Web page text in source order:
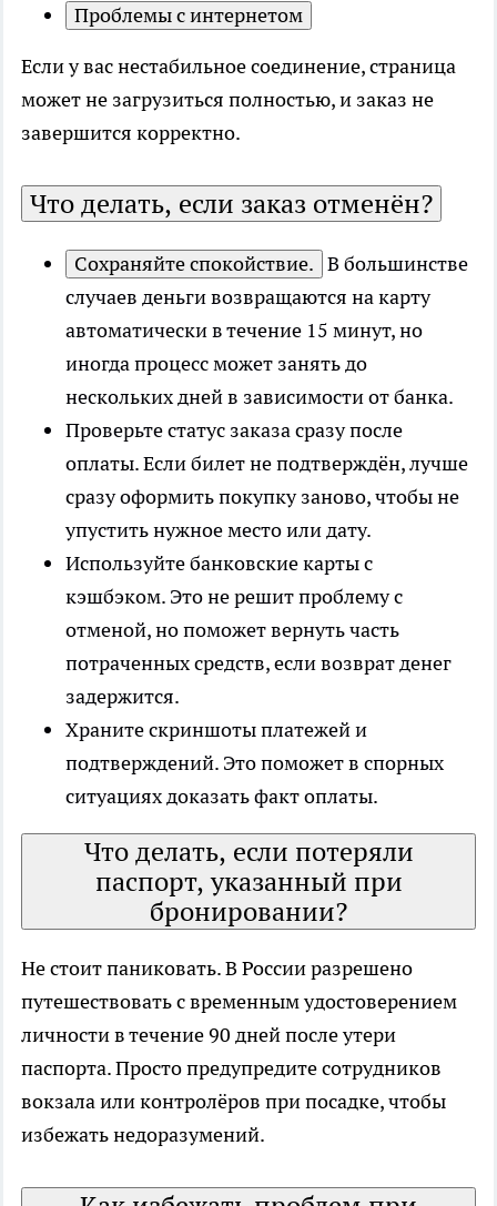
Проблемы с интернетом
Если у вас нестабильное соединение, страница
может не загрузиться полностью, и заказ не
завершится корректно.
Что делать, если заказ отменён?
Сохраняйте спокойствие. В большинстве
случаев деньги возвращаются на карту
автоматически в течение 15 минут, но
иногда процесс может занять до
нескольких дней в зависимости от банка.
Проверьте статус заказа сразу после
оплаты. Если билет не подтверждён, лучше
сразу оформить покупку заново, чтобы не
упустить нужное место или дату.
Используйте банковские карты с
кэшбэком. Это не решит проблему с
отменой, но поможет вернуть часть
потраченных средств, если возврат денег
задержится.
Храните скриншоты платежей и
подтверждений. Это поможет в спорных
ситуациях доказать факт оплаты.
Что делать, если потеряли
паспорт, указанный при
бронировании?
Не стоит паниковать. В России разрешено
путешествовать с временным удостоверением
личности в течение 90 дней после утери
паспорта. Просто предупредите сотрудников
вокзала или контролёров при посадке, чтобы
избежать недоразумений.